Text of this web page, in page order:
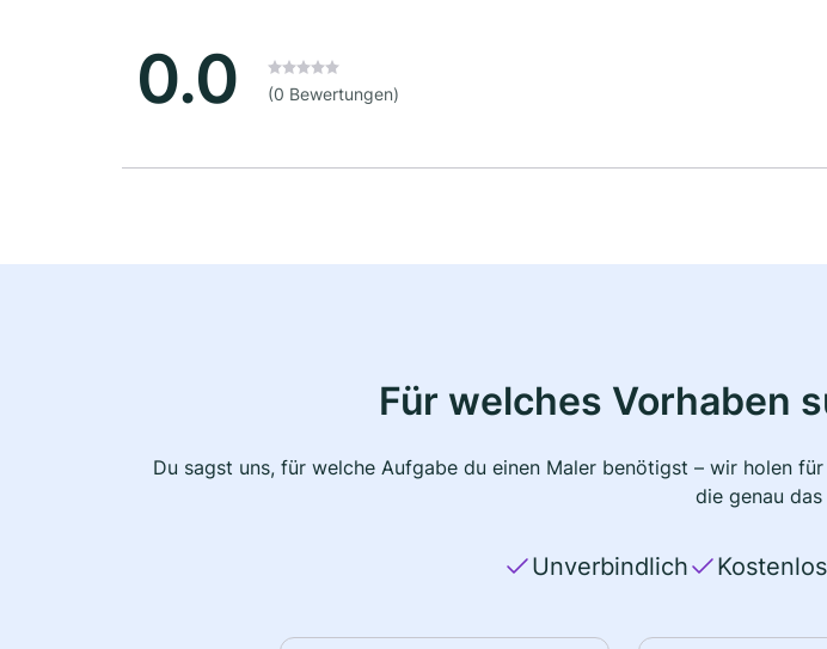
0.0 (0 Bewertungen)
Für welches Vorhaben
Du sagst uns, für welche Aufgabe du einen Maler benötigst – wir holen
die genau
Unverbindlich Kostenlos